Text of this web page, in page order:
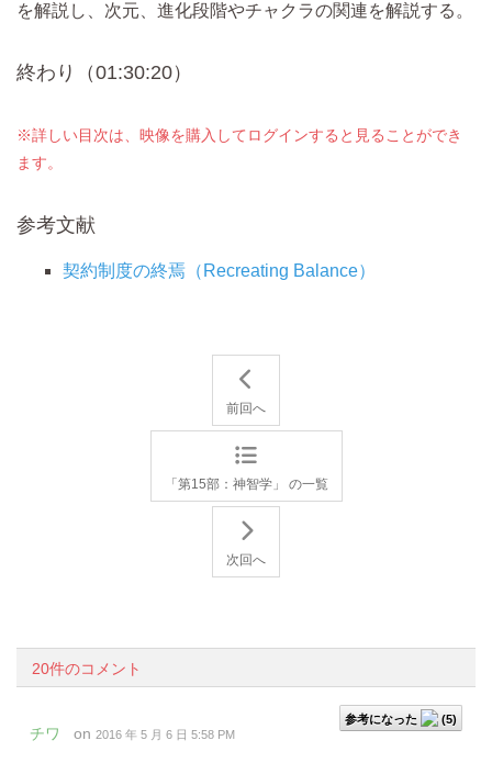
を解説し、次元、進化段階やチャクラの関連を解説する。
終わり（01:30:20）
※詳しい目次は、映像を購入してログインすると見ることができ
ます。
参考文献
契約制度の終焉（Recreating Balance）
前回へ
「第15部：神智学」 の一覧
次回へ
20件のコメント
参考になった (5)
チワ on 2016 年 5 月 6 日 5:58 PM